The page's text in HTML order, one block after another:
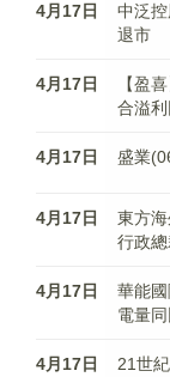
4月17日
中泛
退市
4月17日
【盈
合溢
4月17日 盛業
4月17日
東方
行政
4月17日
華能
電量
4月17日
21世